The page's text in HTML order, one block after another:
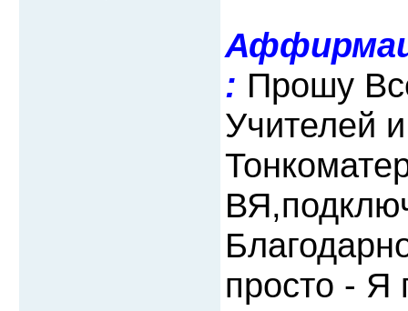
: Прошу
Учителей
просто - Я